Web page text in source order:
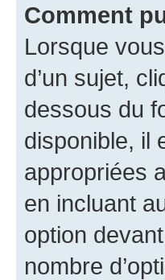
Comment
Lorsque
d’un sujet,
dessous du
disponible, il
appropriées
en incluant
option
nombre